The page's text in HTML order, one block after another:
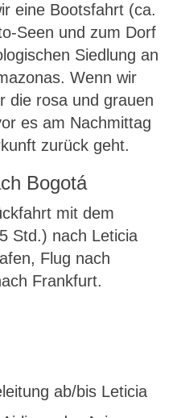
eine Bootsfahrt (ca.
Seen und zum Dorf
Siedlung an
Wenn wir
die rosa und grauen
es am Nachmittag
zurück geht.
Bogotá
mit dem
Std.) nach Leticia
Flug nach
Frankfurt.
ab/bis Leticia